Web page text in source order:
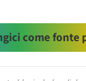
come fonte